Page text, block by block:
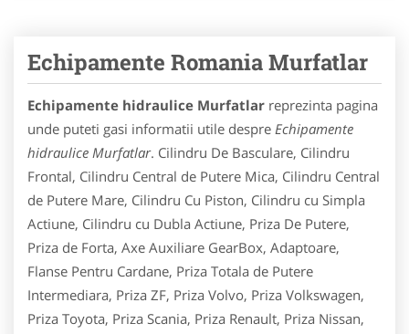
Echipamente Romania Murfatlar
Echipamente hidraulice Murfatlar reprezinta pagina
unde puteti gasi informatii utile despre Echipamente
hidraulice Murfatlar. Cilindru De Basculare, Cilindru
Frontal, Cilindru Central de Putere Mica, Cilindru Central
de Putere Mare, Cilindru Cu Piston, Cilindru cu Simpla
Actiune, Cilindru cu Dubla Actiune, Priza De Putere,
Priza de Forta, Axe Auxiliare GearBox, Adaptoare,
Flanse Pentru Cardane, Priza Totala de Putere
Intermediara, Priza ZF, Priza Volvo, Priza Volkswagen,
Priza Toyota, Priza Scania, Priza Renault, Priza Nissan,